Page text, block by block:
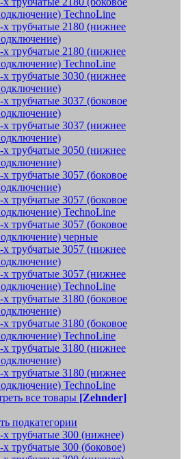
TechnoLine
х трубчатые 2180 (нижнее
х трубчатые 2180 (нижнее
TechnoLine
х трубчатые 3030 (нижнее
х трубчатые 3037 (боковое
х трубчатые 3037 (нижнее
х трубчатые 3050 (нижнее
х трубчатые 3057 (боковое
х трубчатые 3057 (боковое
TechnoLine
х трубчатые 3057 (боковое
черные
х трубчатые 3057 (нижнее
х трубчатые 3057 (нижнее
TechnoLine
х трубчатые 3180 (боковое
х трубчатые 3180 (боковое
TechnoLine
х трубчатые 3180 (нижнее
х трубчатые 3180 (нижнее
TechnoLine
все товары [Zehnder]
подкатегории
х трубчатые 300 (нижнее)
х трубчатые 300 (боковое)